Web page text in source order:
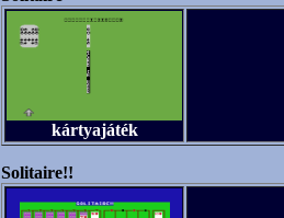
kártyajáték
Solitaire!!